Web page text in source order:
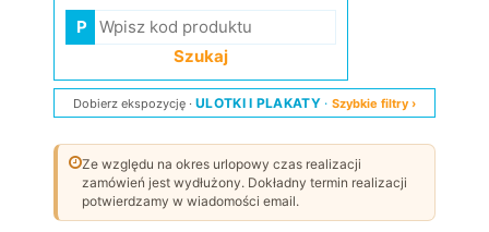
Szukaj
Dobierz ekspozycję ULOTKI I PLAKATY Szybkie filtry ›
Ze względu na okres urlopowy czas realizacji
zamówień jest wydłużony. Dokładny termin realizacji
potwierdzamy w wiadomości email.